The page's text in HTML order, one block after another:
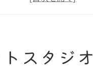
愛犬と過ごすリラッ
スタジ